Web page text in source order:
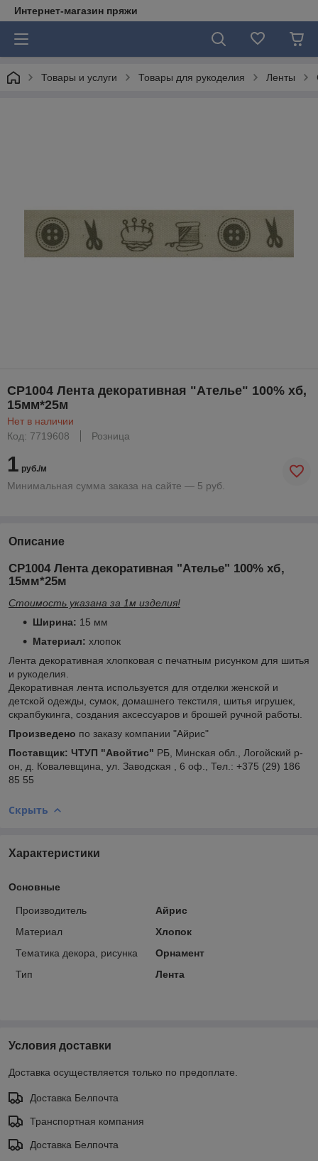
Интернет-магазин пряжи
Товары и услуги Товары для рукоделия Ленты
CP1004 Лента декоративная "Ателье" 100% хб,
15мм*25м
Нет в наличии
Код: 7719608
Розница
1 руб./м
Минимальная сумма заказа на сайте — 5 руб.
Описание
CP1004 Лента декоративная "Ателье" 100% хб,
15мм*25м
Стоимость указана за 1м изделия!
Ширина: 15 мм
Материал: хлопок
Лента декоративная хлопковая с печатным рисунком для шитья
и рукоделия.
Декоративная лента используется для отделки женской и
детской одежды, сумок, домашнего текстиля, шитья игрушек,
скрапбукинга, создания аксессуаров и брошей ручной работы.
Произведено по заказу компании "Айрис"
Поставщик: ЧТУП "Авойтис" РБ, Минская обл., Логойский р-
он, д. Ковалевщина, ул. Заводская , 6 оф., Тел.: +375 (29) 186
85 55
Скрыть
Характеристики
Основные
Производитель
Айрис
Материал
Хлопок
Тематика декора, рисунка
Орнамент
Тип
Лента
Условия доставки
Доставка осуществляется только по предоплате.
Доставка Белпочта
Транспортная компания
Доставка Белпочта